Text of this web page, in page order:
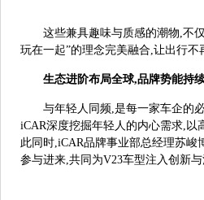
这些兼具趣味与质感的潮物,不
玩在一起”的理念完美融合,让出行
生态进阶布局全球,品牌势能持
与年轻人同频,是每一家车企的
iCAR深度挖掘年轻人的内心需求,以
此同时,iCAR品牌事业部总经理苏
参与进来,共同为V23车型注入创新与